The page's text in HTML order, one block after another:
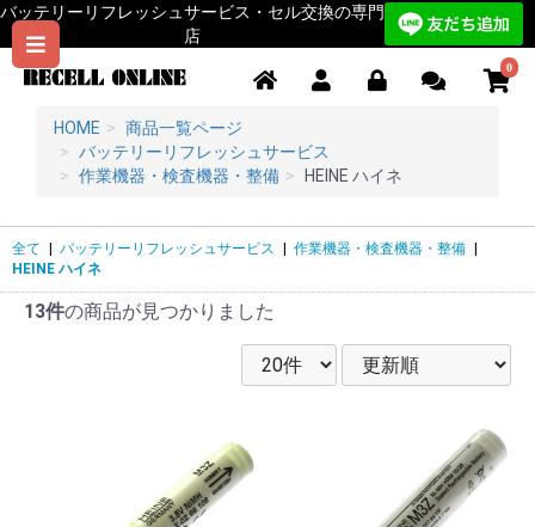
バッテリーリフレッシュサービス・セル交換の専門
店
0
HOME
商品一覧ページ
バッテリーリフレッシュサービス
作業機器・検査機器・整備
HEINE ハイネ
全て バッテリーリフレッシュサービス 作業機器・検査機器・整備
HEINE ハイネ
13件の商品が見つかりました